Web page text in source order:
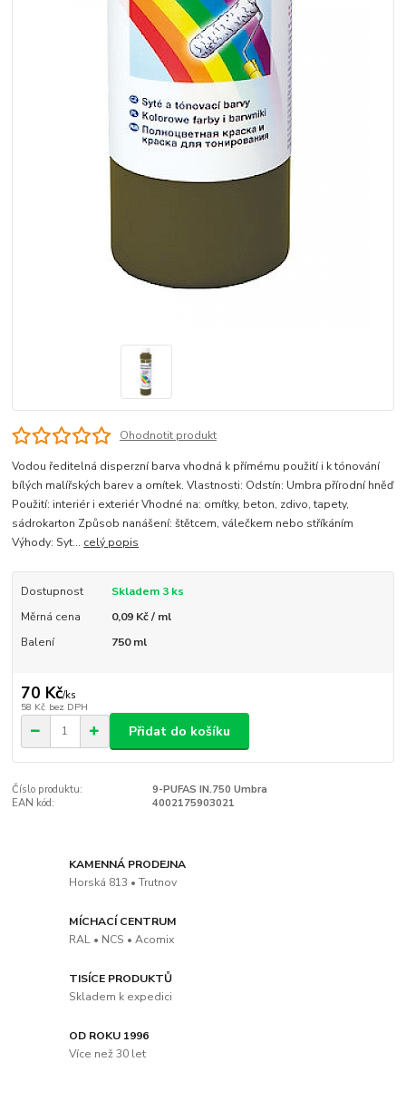
Ohodnotit produkt
Vodou ředitelná disperzní barva vhodná k přímému použití i k tónování
bílých malířských barev a omítek. Vlastnosti: Odstín: Umbra přírodní hněď
Použití: interiér i exteriér Vhodné na: omítky, beton, zdivo, tapety,
sádrokarton Způsob nanášení: štětcem, válečkem nebo stříkáním
Výhody: Syt... celý popis
Dostupnost
Skladem 3 ks
Měrná cena
0,09 Kč / ml
Balení
750 ml
70 Kč/ks
58 Kč bez DPH
Přidat do košíku
Číslo produktu:
9-PUFAS IN.750 Umbra
EAN kód:
4002175903021
KAMENNÁ PRODEJNA
Horská 813 • Trutnov
MÍCHACÍ CENTRUM
RAL • NCS • Acomix
TISÍCE PRODUKTŮ
Skladem k expedici
OD ROKU 1996
Více než 30 let